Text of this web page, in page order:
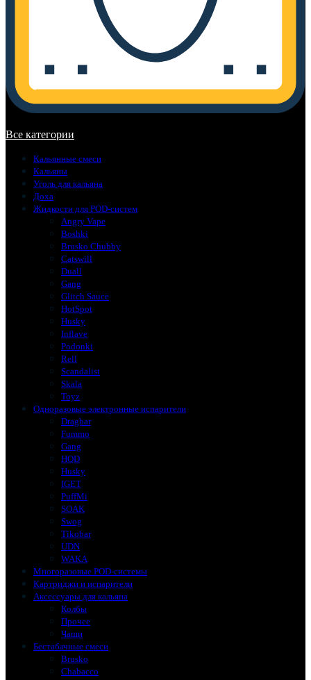
Все категории
Кальянные смеси
Кальяны
Уголь для кальяна
Доха
Жидкости для POD-систем
Angry Vape
Boshki
Brusko Chubby
Catswill
Duall
Gang
Glitch Sauce
HotSpot
Husky
Inflave
Podonki
Rell
Scandalist
Skala
Toyz
Одноразовые электронные испарители
Dragbar
Fummo
Gang
HQD
Husky
IGET
PuffMi
SOAK
Swog
Tikobar
UDN
WAKA
Многоразовые POD-системы
Картриджи и испарители
Аксессуары для кальяна
Колбы
Прочее
Чаши
Бестабачные смеси
Brusko
Chabacco